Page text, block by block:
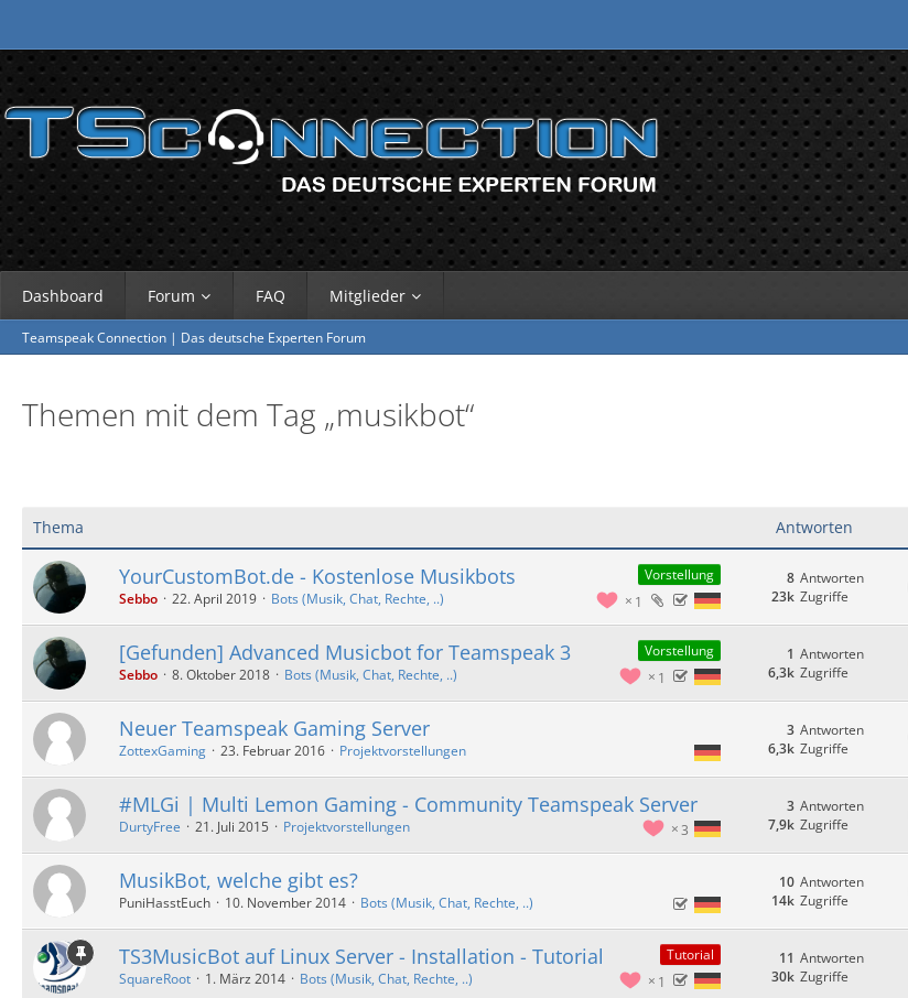
Dashboard Forum FAQ Mitglieder
Teamspeak Connection | Das deutsche Experten Forum
Themen mit dem Tag „musikbot“
Thema Antworten
Vorstellung
YourCustomBot.de - Kostenlose Musikbots
1
Sebbo 22. April 2019 Bots (Musik, Chat, Rechte, ..)
Antworten
8
Zugriffe
23k
Vorstellung
[Gefunden] Advanced Musicbot for Teamspeak 3
1
Sebbo 8. Oktober 2018 Bots (Musik, Chat, Rechte, ..)
Antworten
1
Zugriffe
6,3k
Neuer Teamspeak Gaming Server
ZottexGaming 23. Februar 2016 Projektvorstellungen
Antworten
3
Zugriffe
6,3k
#MLGi | Multi Lemon Gaming - Community Teamspeak Server
3
DurtyFree 21. Juli 2015 Projektvorstellungen
Antworten
3
Zugriffe
7,9k
MusikBot, welche gibt es?
PuniHasstEuch 10. November 2014 Bots (Musik, Chat, Rechte, ..)
Antworten
10
Zugriffe
14k
Tutorial
TS3MusicBot auf Linux Server - Installation - Tutorial
1
SquareRoot 1. März 2014 Bots (Musik, Chat, Rechte, ..)
Antworten
11
Zugriffe
30k